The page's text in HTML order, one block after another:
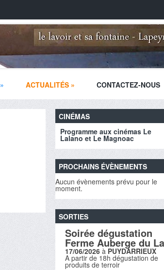
» ACTUALITÉS » CONTACTEZ-NOUS
CINÉMAS
Programme aux cinémas Le
Lalano et Le Magnoac
PROCHAINS ÉVÈNEMENTS
Aucun évènements prévu pour le
moment.
SORTIES
Soirée dégustation
Ferme Auberge du
17/06/2026 à PUYDARRIEUX
A partir de 18h dégustation de
produits de terroir